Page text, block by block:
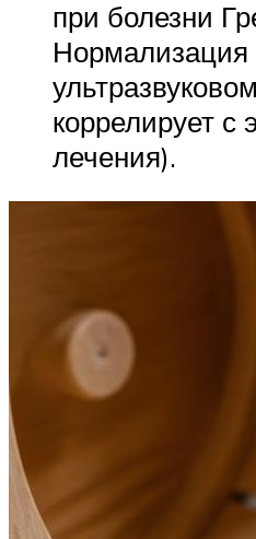
при болезни
Нормализация
коррелирует
лечения).